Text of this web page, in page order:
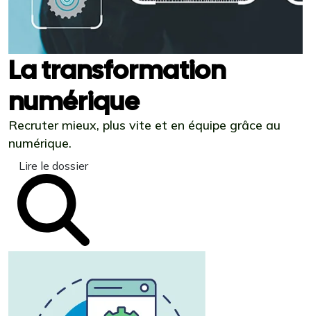
La transformation
numérique
Recruter mieux, plus vite et en équipe grâce au
numérique.
Lire le dossier